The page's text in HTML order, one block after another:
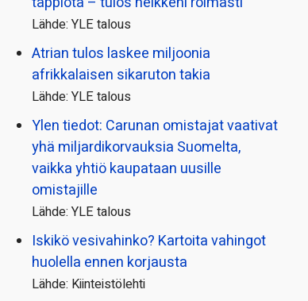
Lähde: YLE talous
Atrian tulos laskee miljoonia
afrikkalaisen sikaruton takia
Lähde: YLE talous
Ylen tiedot: Carunan omistajat vaativat
yhä miljardi­korvauksia Suomelta,
vaikka yhtiö kaupataan uusille
omistajille
Lähde: YLE talous
Iskikö vesivahinko? Kartoita vahingot
huolella ennen korjausta
Lähde: Kiinteistölehti